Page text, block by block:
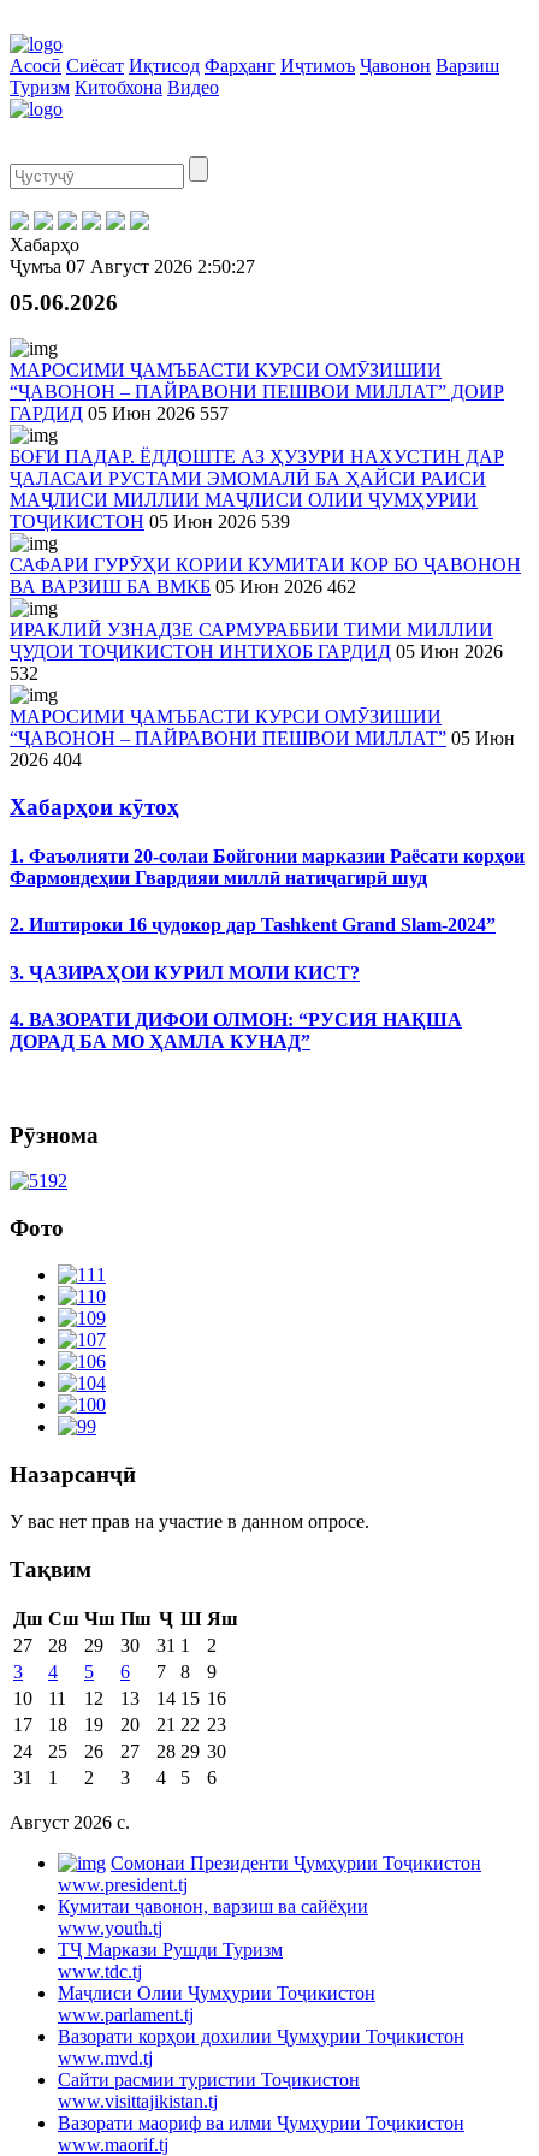
Асосӣ Сиёсат Иқтисод Фарҳанг Иҷтимоъ Ҷавонон Варзиш
Туризм Китобхона Видео
Хабарҳо
Ҷумъа 07 Август 2026 2:50:27
05.06.2026
МАРОСИМИ ҶАМЪБАСТИ КУРСИ ОМӮЗИШИИ
“ҶАВОНОН – ПАЙРАВОНИ ПЕШВОИ МИЛЛАТ” ДОИР
ГАРДИД 05 Июн 2026 557
БОҒИ ПАДАР. ЁДДОШТЕ АЗ ҲУЗУРИ НАХУСТИН ДАР
ҶАЛАСАИ РУСТАМИ ЭМОМАЛӢ БА ҲАЙСИ РАИСИ
МАҶЛИСИ МИЛЛИИ МАҶЛИСИ ОЛИИ ҶУМҲУРИИ
ТОҶИКИСТОН 05 Июн 2026 539
САФАРИ ГУРӮҲИ КОРИИ КУМИТАИ КОР БО ҶАВОНОН
ВА ВАРЗИШ БА ВМКБ 05 Июн 2026 462
ИРАКЛИЙ УЗНАДЗЕ САРМУРАББИИ ТИМИ МИЛЛИИ
ҶУДОИ ТОҶИКИСТОН ИНТИХОБ ГАРДИД 05 Июн 2026
532
МАРОСИМИ ҶАМЪБАСТИ КУРСИ ОМӮЗИШИИ
“ҶАВОНОН – ПАЙРАВОНИ ПЕШВОИ МИЛЛАТ” 05 Июн
2026 404
Хабарҳои кӯтоҳ
1. Фаъолияти 20-солаи Бойгонии марказии Раёсати корҳои
Фармондеҳии Гвардияи миллӣ натиҷагирӣ шуд
2. Иштироки 16 ҷудокор дар Tashkent Grand Slam-2024”
3. ҶАЗИРАҲОИ КУРИЛ МОЛИ КИСТ?
4. ВАЗОРАТИ ДИФОИ ОЛМОН: “РУСИЯ НАҚША
ДОРАД БА МО ҲАМЛА КУНАД”
Рӯзнома
Фото
Назарсанҷӣ
У вас нет прав на участие в данном опросе.
Тақвим
Дш Сш Чш Пш Ҷ Ш Яш
27
28 29 30 31 1
2
3
4 5 6 7 8
9
10
11 12 13 14 15 16
17
18 19 20 21 22 23
24
25 26 27 28 29 30
31
1 2 3 4 5 6
Август 2026 c.
Cомонаи Президенти Ҷумҳурии Тоҷикистон
www.president.tj
Кумитаи ҷавонон, варзиш ва сайёҳии
www.youth.tj
ТҶ Маркази Рушди Туризм
www.tdc.tj
Маҷлиси Олии Ҷумҳурии Тоҷикистон
www.parlament.tj
Вазорати корҳои дохилии Ҷумҳурии Тоҷикистон
www.mvd.tj
Сайти расмии туристии Тоҷикистон
www.visittajikistan.tj
Вазорати маориф ва илми Ҷумҳурии Тоҷикистон
www.maorif.tj